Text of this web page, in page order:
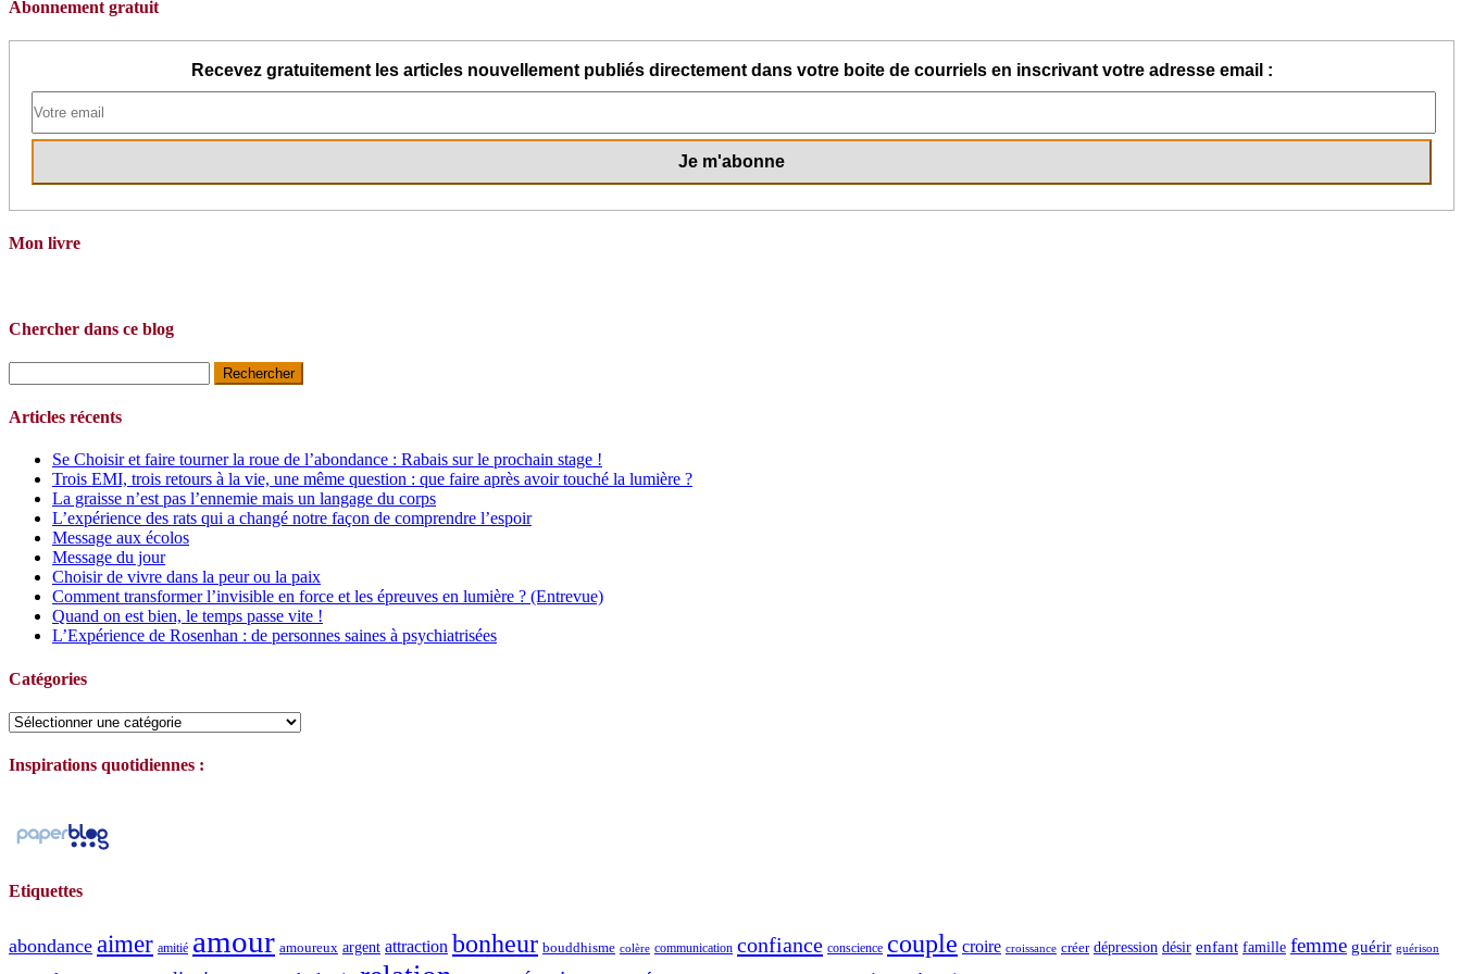
Abonnement gratuit
Recevez gratuitement les articles nouvellement publiés directement dans votre boite de courriels en inscrivant votre adresse email :
Mon livre
Chercher dans ce blog
Articles récents
Se Choisir et faire tourner la roue de l’abondance : Rabais sur le prochain stage !
Trois EMI, trois retours à la vie, une même question : que faire après avoir touché la lumière ?
La graisse n’est pas l’ennemie mais un langage du corps
L’expérience des rats qui a changé notre façon de comprendre l’espoir
Message aux écolos
Message du jour
Choisir de vivre dans la peur ou la paix
Comment transformer l’invisible en force et les épreuves en lumière ? (Entrevue)
Quand on est bien, le temps passe vite !
L’Expérience de Rosenhan : de personnes saines à psychiatrisées
Catégories
Catégories
Inspirations quotidiennes :
Etiquettes
abondance aimer amitié amour amoureux argent attraction bonheur bouddhisme colère communication confiance conscience couple croire croissance créer dépression désir enfant famille femme guérir guérison